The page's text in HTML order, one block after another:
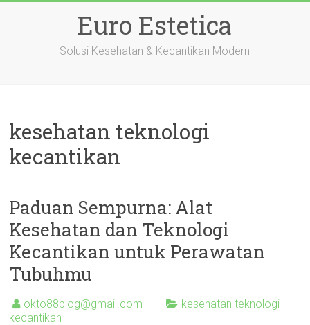
Euro Estetica
Solusi Kesehatan & Kecantikan Modern
kesehatan teknologi
kecantikan
Paduan Sempurna: Alat
Kesehatan dan Teknologi
Kecantikan untuk Perawatan
Tubuhmu
okto88blog@gmail.com
kesehatan teknologi
kecantikan